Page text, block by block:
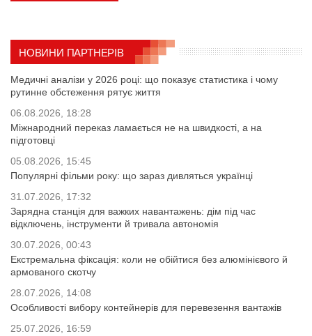
НОВИНИ ПАРТНЕРІВ
Медичні аналізи у 2026 році: що показує статистика і чому
рутинне обстеження рятує життя
06.08.2026, 18:28
Міжнародний переказ ламається не на швидкості, а на
підготовці
05.08.2026, 15:45
Популярні фільми року: що зараз дивляться українці
31.07.2026, 17:32
Зарядна станція для важких навантажень: дім під час
відключень, інструменти й тривала автономія
30.07.2026, 00:43
Екстремальна фіксація: коли не обійтися без алюмінієвого й
армованого скотчу
28.07.2026, 14:08
Особливості вибору контейнерів для перевезення вантажів
25.07.2026, 16:59